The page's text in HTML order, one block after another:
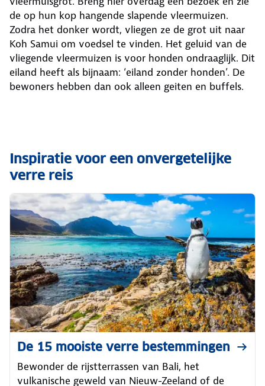
de op hun kop hangende slapende vleermuizen.
Zodra het donker wordt, vliegen ze de grot uit naar
Koh Samui om voedsel te vinden. Het geluid van de
vliegende vleermuizen is voor honden ondraaglijk. Dit
eiland heeft als bijnaam: ‘eiland zonder honden’. De
bewoners hebben dan ook alleen geiten en buffels.
Inspiratie voor een onvergetelijke
verre reis
De 15 mooiste verre bestemmingen
Bewonder de rijstterrassen van Bali, het
vulkanische geweld van Nieuw-Zeeland of de